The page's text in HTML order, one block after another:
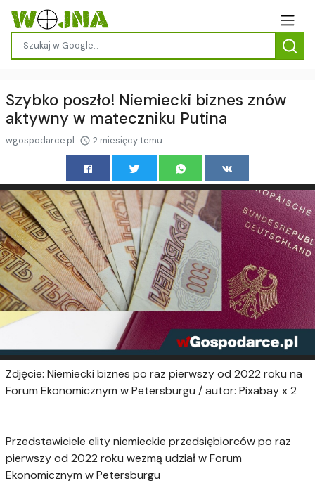
Szybko poszło! Niemiecki biznes znów
aktywny w mateczniku Putina
wgospodarce.pl 2 miesięcy temu
Zdjęcie: Niemiecki biznes po raz pierwszy od 2022 roku na
Forum Ekonomicznym w Petersburgu / autor: Pixabay x 2
Przedstawiciele elity niemieckie przedsiębiorców po raz
pierwszy od 2022 roku wezmą udział w Forum
Ekonomicznym w Petersburgu